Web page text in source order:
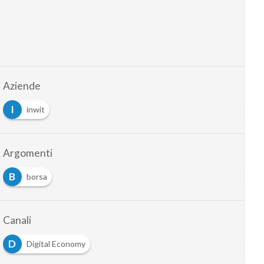
Aziende
I
inwit
Argomenti
B
borsa
Canali
D
Digital Economy